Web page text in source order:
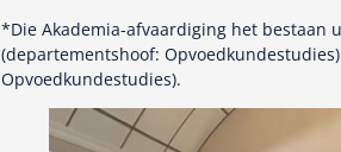
*Die Akademia-afvaardiging het bestaan
(departementshoof:
Opvoedkundestudies).